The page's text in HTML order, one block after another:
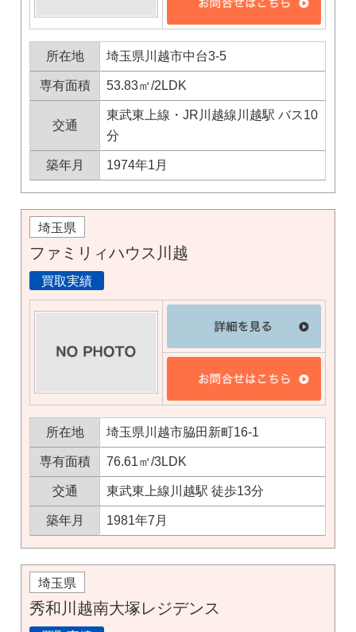
所在地 埼玉県川越市中台3-5
専有面積 53.83㎡/2LDK
交通
東武東上線・JR川越線川越駅 バス10
分
築年月 1974年1月
埼玉県
ファミリィハウス川越
買取実績
所在地 埼玉県川越市脇田新町16-1
専有面積 76.61㎡/3LDK
交通 東武東上線川越駅 徒歩13分
築年月 1981年7月
埼玉県
秀和川越南大塚レジデンス